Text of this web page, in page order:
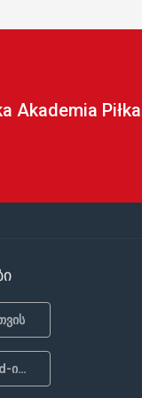
Akademia
ჩამოტვირთეთ Android-ისთვის